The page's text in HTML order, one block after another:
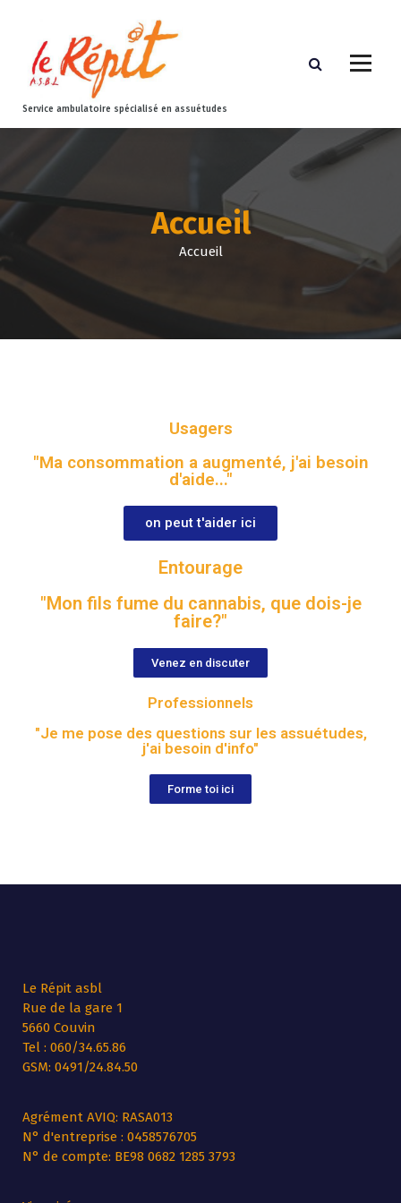
Service ambulatoire spécialisé en assuétudes
Accueil
Accueil
Usagers
"Ma consommation a augmenté, j'ai besoin
d'aide..."
on peut t'aider ici
Entourage
"Mon fils fume du cannabis, que dois-je
faire?"
Venez en discuter
Professionnels
"Je me pose des questions sur les assuétudes,
j'ai besoin d'info"
Forme toi ici
Le Répit asbl
Rue de la gare 1
5660 Couvin
Tel : 060/34.65.86
GSM: 0491/24.84.50
Agrément AVIQ: RASA013
N° d'entreprise : 0458576705
N° de compte: BE98 0682 1285 3793